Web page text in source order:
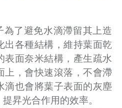
為了避免水滴滯留其上造
出各種結構，維持葉面乾
表面奈米結構，產生疏水
上，會快速滾落，不會滯
滴也會將葉子表面的灰塵
昇光合作用的效率。